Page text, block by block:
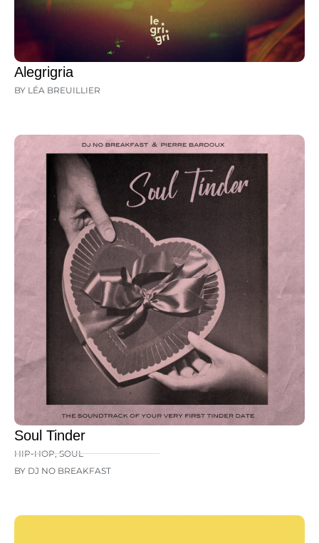
Alegrigria
BY LÉA BREUILLIER
Soul Tinder
HIP-HOP,SOUL
BY DJ NO BREAKFAST